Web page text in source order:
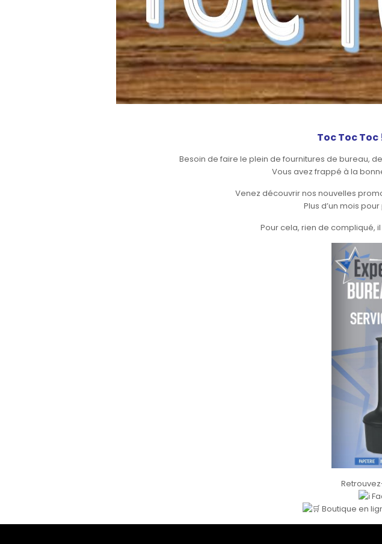
Toc Toc Toc
Besoin de faire le plein de fournitures de bureau,
Vous avez frappé à la
Venez découvrir nos nouvelles
Plus d’un mois
Pour cela, rien de compliqué,
Boutique en